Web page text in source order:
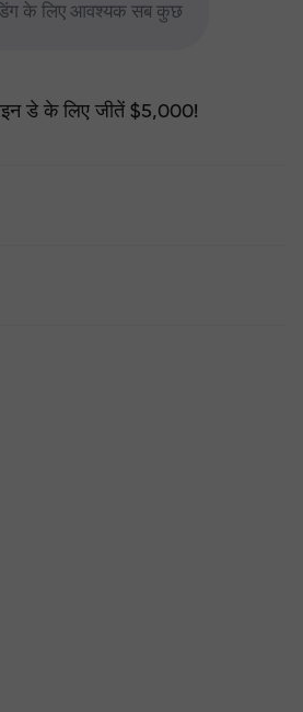
के लिए आवश्यक सब कुछ
डे के लिए जीतें $5,000!